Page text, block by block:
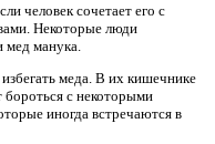
человек сочетает его с
Некоторые люди
манука.
меда. В их кишечнике
с некоторыми
иногда встречаются в